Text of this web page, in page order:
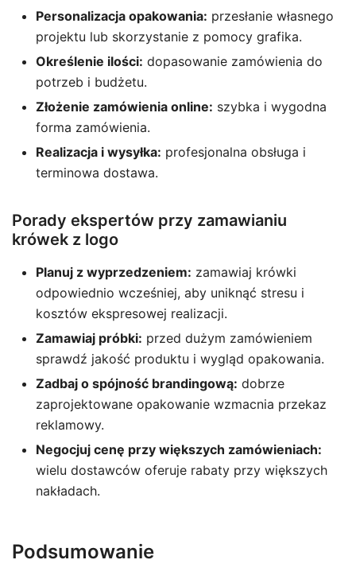
Personalizacja opakowania: przesłanie własnego
projektu lub skorzystanie z pomocy grafika.
Określenie ilości: dopasowanie zamówienia do
potrzeb i budżetu.
Złożenie zamówienia online: szybka i wygodna
forma zamówienia.
Realizacja i wysyłka: profesjonalna obsługa i
terminowa dostawa.
Porady ekspertów przy zamawianiu
krówek z logo
Planuj z wyprzedzeniem: zamawiaj krówki
odpowiednio wcześniej, aby uniknąć stresu i
kosztów ekspresowej realizacji.
Zamawiaj próbki: przed dużym zamówieniem
sprawdź jakość produktu i wygląd opakowania.
Zadbaj o spójność brandingową: dobrze
zaprojektowane opakowanie wzmacnia przekaz
reklamowy.
Negocjuj cenę przy większych zamówieniach:
wielu dostawców oferuje rabaty przy większych
nakładach.
Podsumowanie